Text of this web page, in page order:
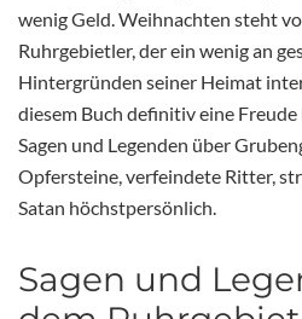
wenig Geld. Weihnachten steht
Ruhrgebietler, der ein wenig an
Hintergründen seiner Heimat
diesem Buch definitiv eine
Sagen und Legenden über
Opfersteine, verfeindete Ritter,
Satan höchstpersönlich.
Sagen und